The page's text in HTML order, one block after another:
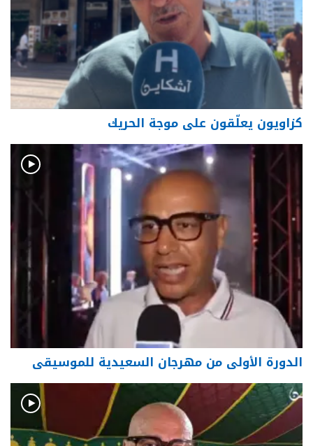
كزاويون يعلّقون على موجة الحريك
الدورة الأولى من مهرجان السعيدية للموسيقى